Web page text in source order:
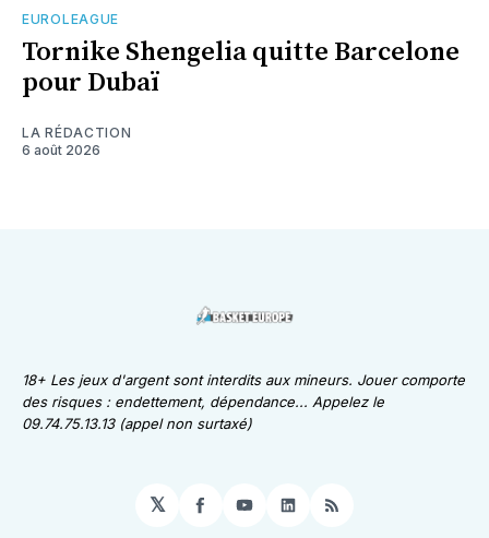
EUROLEAGUE
Tornike Shengelia quitte Barcelone
pour Dubaï
LA RÉDACTION
6 août 2026
18+ Les jeux d'argent sont interdits aux mineurs. Jouer comporte
des risques : endettement, dépendance... Appelez le
09.74.75.13.13 (appel non surtaxé)
𝕏 Facebook
YouTube
LinkedIn
RSS